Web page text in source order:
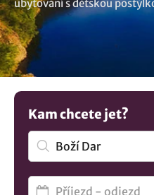
ubytování s dětskou
širokém okolí. Vy i vaše
klidné noci a nerušený
miminko a vychutnáte si
hledáte? Prohlédněte si
Dar..
Kam chcete jet?